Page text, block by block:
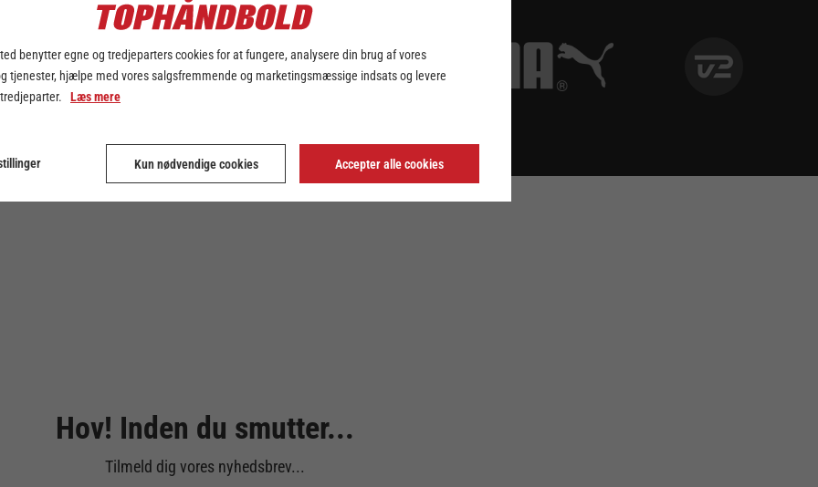
Hov! Inden du smutter...
Tilmeld dig vores nyhedsbrev...
benytter egne og tredjeparters cookies for at fungere, analysere din brug af vores
tjenester, hjælpe med vores salgsfremmende og marketingsmæssige indsats og levere
Læs mere
Kun nødvendige cookies Accepter alle cookies